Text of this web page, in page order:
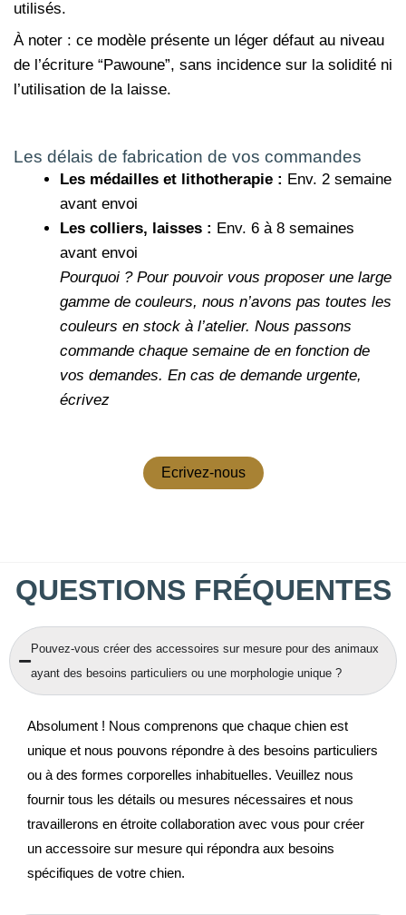
utilisés.
À noter : ce modèle présente un léger défaut au niveau
de l’écriture “Pawoune”, sans incidence sur la solidité ni
l’utilisation de la laisse.
Les délais de fabrication de vos commandes
Les médailles et lithotherapie : Env. 2 semaine
avant envoi
Les colliers, laisses : Env. 6 à 8 semaines
avant envoi
Pourquoi ? Pour pouvoir vous proposer une large
gamme de couleurs, nous n’avons pas toutes les
couleurs en stock à l’atelier. Nous passons
commande chaque semaine de en fonction de
vos demandes. En cas de demande urgente,
écrivez
Ecrivez-nous
QUESTIONS FRÉQUENTES
Pouvez-vous créer des accessoires sur mesure pour des animaux
ayant des besoins particuliers ou une morphologie unique ?
Absolument ! Nous comprenons que chaque chien est
unique et nous pouvons répondre à des besoins particuliers
ou à des formes corporelles inhabituelles. Veuillez nous
fournir tous les détails ou mesures nécessaires et nous
travaillerons en étroite collaboration avec vous pour créer
un accessoire sur mesure qui répondra aux besoins
spécifiques de votre chien.